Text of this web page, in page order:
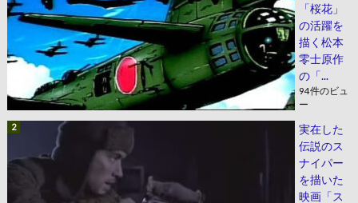
「桜花」
の活躍を
描く松本
零士原作
の「...
94件のビュ
ー
実在した
伝説のス
ナイパー
を描いた
映画「ス